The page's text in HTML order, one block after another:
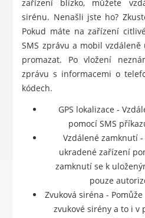
zařízení blízko, můžete
sirénu. Nenašli jste ho?
Pokud máte na zařízení
SMS zprávu a mobil
promazat. Po vložení
zprávu s informacemi o
kódech.
GPS lokalizace -
pomocí SMS
Vzdálené zamknutí
ukradené zařízení
zamknutí se k
pouze
Zvuková siréna -
zvukové sirény a to i v